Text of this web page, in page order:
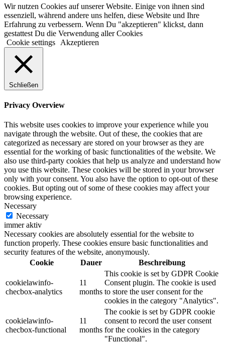
Wir nutzen Cookies auf unserer Website. Einige von ihnen sind
essenziell, während andere uns helfen, diese Website und Ihre
Erfahrung zu verbessern. Wenn Du "akzeptieren" klickst, dann
gestattest Du die Verwendung aller Cookies
Cookie settings
Akzeptieren
Schließen
Privacy Overview
This website uses cookies to improve your experience while you
navigate through the website. Out of these, the cookies that are
categorized as necessary are stored on your browser as they are
essential for the working of basic functionalities of the website. We
also use third-party cookies that help us analyze and understand how
you use this website. These cookies will be stored in your browser
only with your consent. You also have the option to opt-out of these
cookies. But opting out of some of these cookies may affect your
browsing experience.
Necessary
Necessary
immer aktiv
Necessary cookies are absolutely essential for the website to
function properly. These cookies ensure basic functionalities and
security features of the website, anonymously.
Cookie
Dauer Beschreibung
cookielawinfo-
checbox-analytics
11
months
This cookie is set by GDPR Cookie
Consent plugin. The cookie is used
to store the user consent for the
cookies in the category "Analytics".
cookielawinfo-
checbox-functional
11
months
The cookie is set by GDPR cookie
consent to record the user consent
for the cookies in the category
"Functional".